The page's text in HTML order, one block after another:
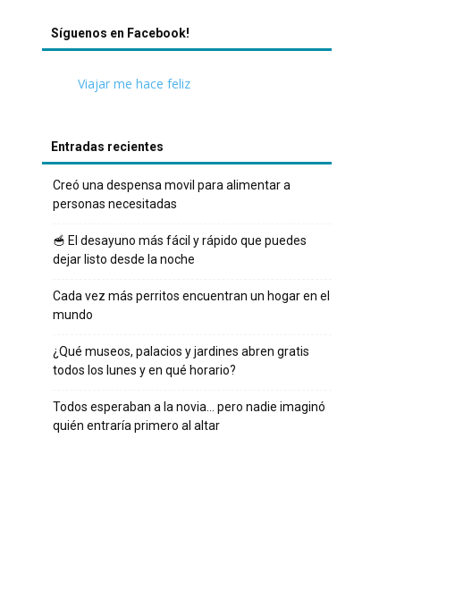
Síguenos en Facebook!
Viajar me hace feliz
Entradas recientes
Creó una despensa movil para alimentar a
personas necesitadas
🥣 El desayuno más fácil y rápido que puedes
dejar listo desde la noche
Cada vez más perritos encuentran un hogar en el
mundo
¿Qué museos, palacios y jardines abren gratis
todos los lunes y en qué horario?
Todos esperaban a la novia… pero nadie imaginó
quién entraría primero al altar